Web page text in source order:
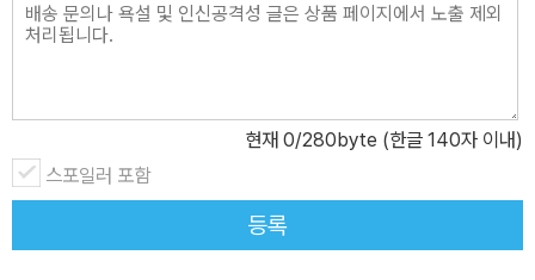
상실감에 다시 대소변을 가리지 못하고 어리광만 부린다. 그러면서도
퍼지는 동생보다 더 사랑받기 위해 나름의 생존전략을 고민하고, 형
총알보다 더 빠르고, 기관차보다 더 힘센 슈퍼맨”같은 “슈퍼퍼지”라
고 여기며 꿋꿋하게 자기의 자리를 찾아간다. ‘퍼지 시리즈’ 1권인『별
볼 일 없는 4학년』이 피터와 퍼지 가족에 초점이 맞춰 있다면, 3권인
『못 말리는 내 동생』은 이 주인공들이 성장함에 따라 자연히 집을 벗
어나 학교, 유치원, 동네 친구들 등 한층 넓어진 배경을 바탕으로 다양
현재 0/280byte (한글 140자 이내)
스포일러 포함
등록